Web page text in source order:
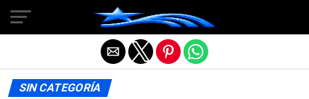
SIN CATEGORÍA
Salir de la versión móvil